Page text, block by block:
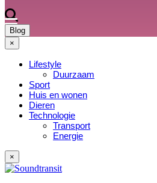
Blog
×
Lifestyle
Duurzaam
Sport
Huis en wonen
Dieren
Technologie
Transport
Energie
×